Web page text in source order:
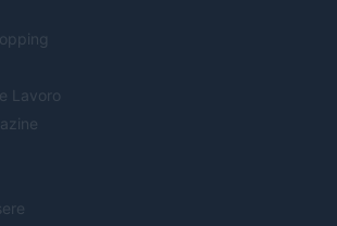
Lavoro